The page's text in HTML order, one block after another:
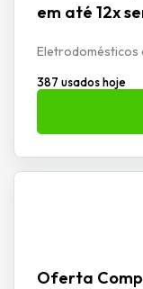
em até 12x
Eletrodomésticos
387 usados hoje
Oferta